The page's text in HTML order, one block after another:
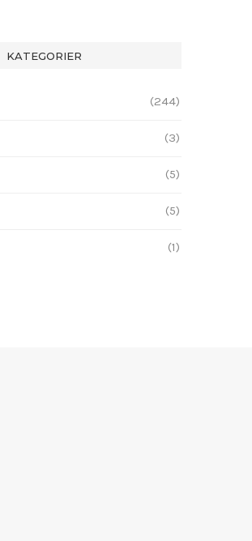
KATEGORIER
(244)
(3)
(5)
(5)
(1)